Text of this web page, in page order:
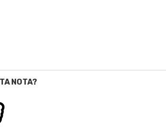
NOTA?